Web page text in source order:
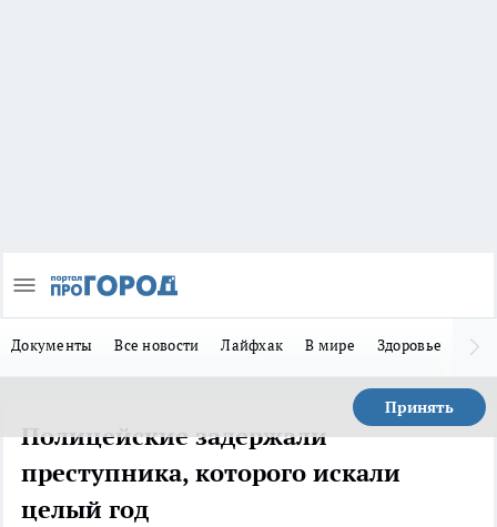
Документы Все новости Лайфхак В мире Здоровье
Принять
Полицейские задержали
преступника, которого искали
целый год